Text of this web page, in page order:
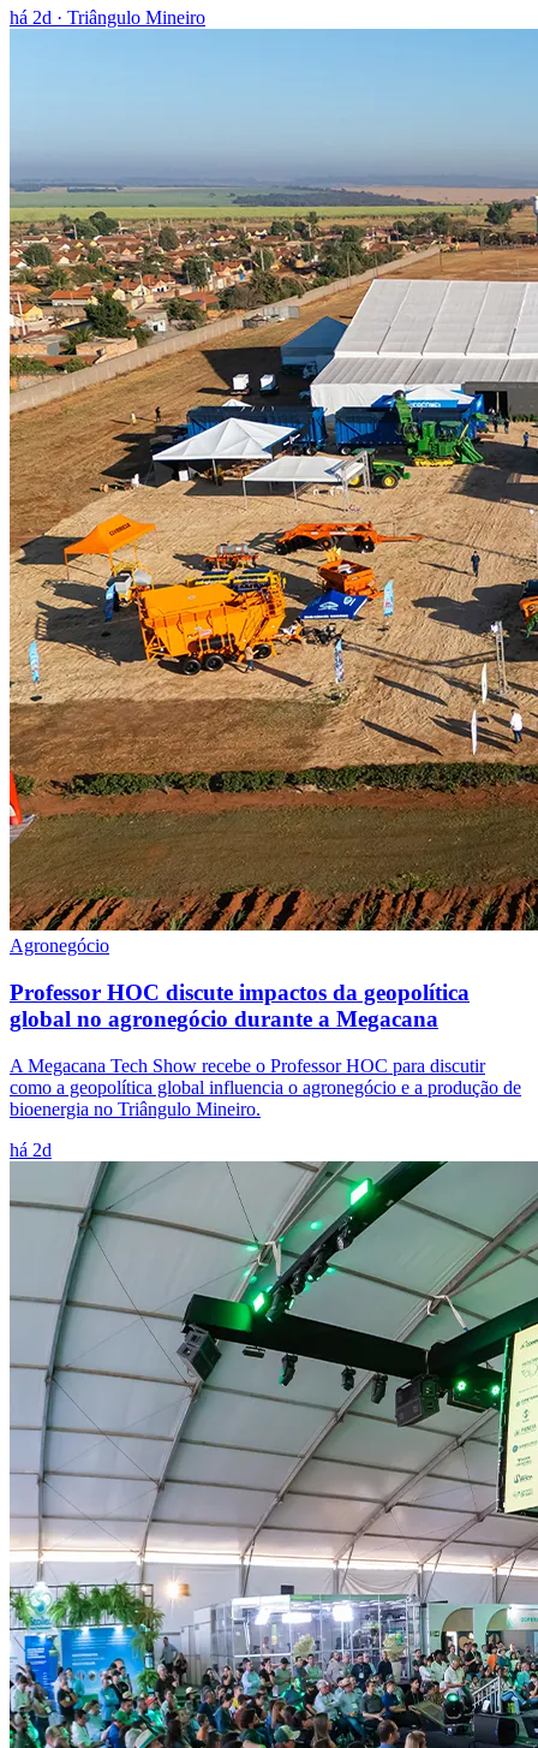
há 2d · Triângulo Mineiro
Agronegócio
Professor HOC discute impactos da geopolítica
global no agronegócio durante a Megacana
A Megacana Tech Show recebe o Professor HOC para discutir
como a geopolítica global influencia o agronegócio e a produção de
bioenergia no Triângulo Mineiro.
há 2d